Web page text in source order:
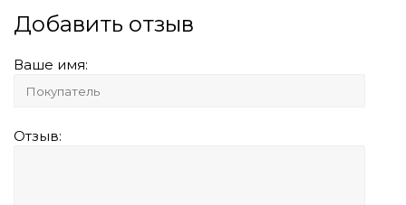
Добавить отзыв
Ваше имя:
Отзыв: